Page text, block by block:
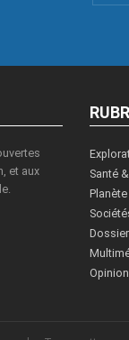
:
et aux
Santé